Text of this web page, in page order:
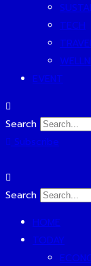
TECH
EVENT
Search
Subscribe
Search
HOME
TODAY